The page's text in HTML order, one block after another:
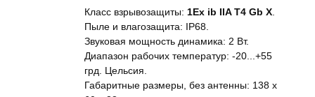
Класс взрывозащиты: 1Ex ib IIA T4 Gb Х
Пыле и влагозащита: IP68.
Звуковая мощность динамика: 2 Вт.
Диапазон рабочих температур: -20...+55
грд. Цельсия.
Габаритные размеры, без антенны: 138 x